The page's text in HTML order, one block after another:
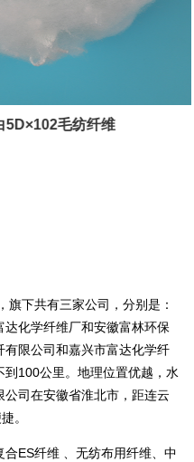
毛纺纤维
下共有三家公司，分别是：
化学纤维厂和安徽富林环保
限公司和嘉兴市富达化学纤
100公里。地理位置优越，水
司在安徽省淮北市，距连云
。
ES纤维 、无纺布用纤维、中